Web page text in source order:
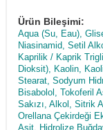
Ürün Bileşimi:
Aqua (Su, Eau),
Niasinamid, Setil
Kaprilik / Kaprik
Dioksit), Kaolin,
Stearat, Sodyum
Bisabolol, Tokoferil
Sakızı, Alkol, Sitrik
Orellana Çekirdeği
Asit, Hidrolize